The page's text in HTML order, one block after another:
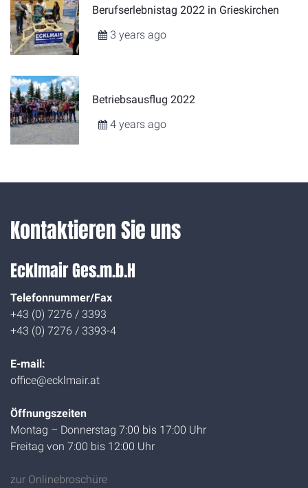
Berufserlebnistag 2022 in Grieskirchen
3 years ago
Betriebsausflug 2022
4 years ago
Kontaktieren Sie uns
Ecklmair Ges.m.b.H
Telefonnummer/Fax
+43 (0) 7276 / 3393
+43 (0) 7276 / 3393-4
E-mail:
office@ecklmair.at
Öffnungszeiten
Montag – Donnerstag 7:00 bis 17:00 Uhr
Freitag von 7:00 bis 12:00 Uhr
zur Onlinebroschüre